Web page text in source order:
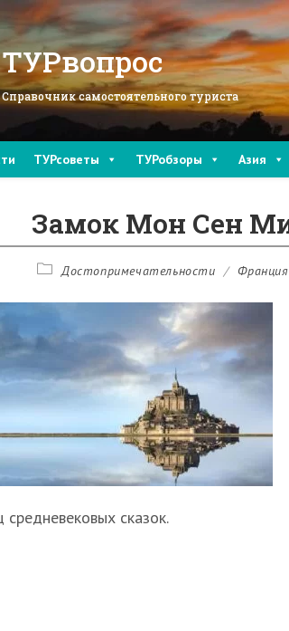
ТУРвопрос
Справочник самостоятельного туриста
ТУРсоветы ТУРобзоры Азия
Замок Мон Сен
РубрикаДостопримечательности / Франция
средневековых сказок.